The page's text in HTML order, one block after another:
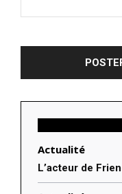
Actualité
L’acteur de